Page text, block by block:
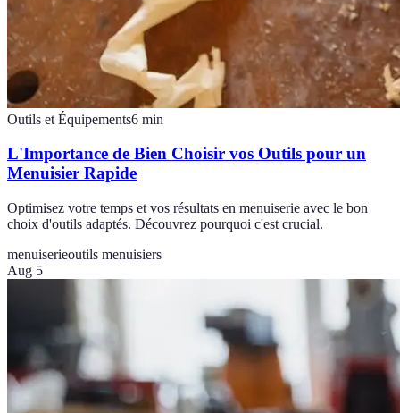
Outils et Équipements6 min
L'Importance de Bien Choisir vos Outils pour un
Menuisier Rapide
Optimisez votre temps et vos résultats en menuiserie avec le bon
choix d'outils adaptés. Découvrez pourquoi c'est crucial.
menuiserieoutils menuisiers
Aug 5